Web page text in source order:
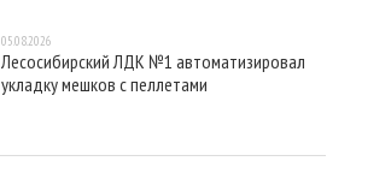
05.08.2026
Лесосибирский ЛДК №1 автоматизировал
укладку мешков с пеллетами